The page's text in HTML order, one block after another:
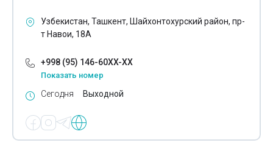
Узбекистан, Ташкент, Шайхонтохурский район, пр-
т Навои, 18А
+998 (95) 146-60XX-XX
Показать номер
Сегодня Выходной